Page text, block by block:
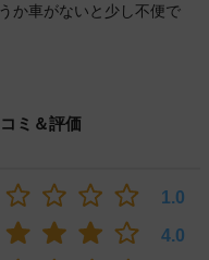
か車がないと少し不便で
ミ＆評価
1.0
4.0